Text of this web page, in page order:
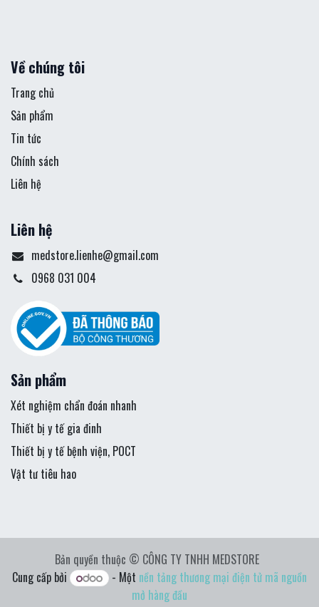
Về chúng tôi
Trang chủ
Sản phẩm
Tin tức
Chính sách
Liên hệ
Liên hệ
medstore.lienhe@gmail.com
0968 031 004
Sản phẩm
Xét nghiệm chẩn đoán nhanh
Thiết bị y tế gia đinh
Thiết bị y tế bệnh viện, POCT
Vật tư tiêu hao
Bản quyền thuộc © CÔNG TY TNHH MEDSTORE
Cung cấp bởi
- Một nền tảng thương mại điện tử mã nguồn
mở hàng đầu